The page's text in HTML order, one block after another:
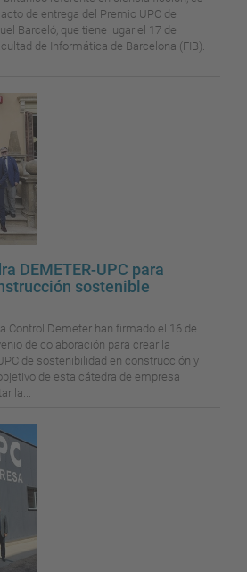
de entrega del Premio UPC de
Barceló, que tiene lugar el 17 de
de Informática de Barcelona (FIB).
DEMETER-UPC para
sostenible
Control Demeter han firmado el 16 de
de colaboración para crear la
de sostenibilidad en construcción y
de esta cátedra de empresa
la...